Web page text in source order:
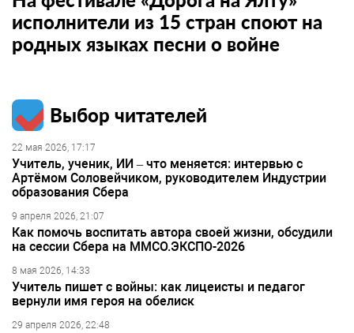
исполнители из 15 стран споют на
родных языках песни о войне
Выбор читателей
22 мая 2026, 17:17
Учитель, ученик, ИИ – что меняется: интервью с
Артёмом Соловейчиком, руководителем Индустрии
образования Сбера
9 апреля 2026, 21:07
Как помочь воспитать автора своей жизни, обсудили
на сессии Сбера на ММСО.ЭКСПО-2026
8 мая 2026, 14:33
Учитель пишет с войны: как лицеисты и педагог
вернули имя героя на обелиск
29 апреля 2026, 22:48